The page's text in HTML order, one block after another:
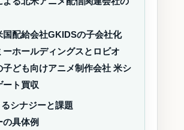
国配給会社GKIDSの子会社化
ーホールディングスとロビオ
子ども向けアニメ制作会社 米シ
ート買収
シナジーと課題
の具体例